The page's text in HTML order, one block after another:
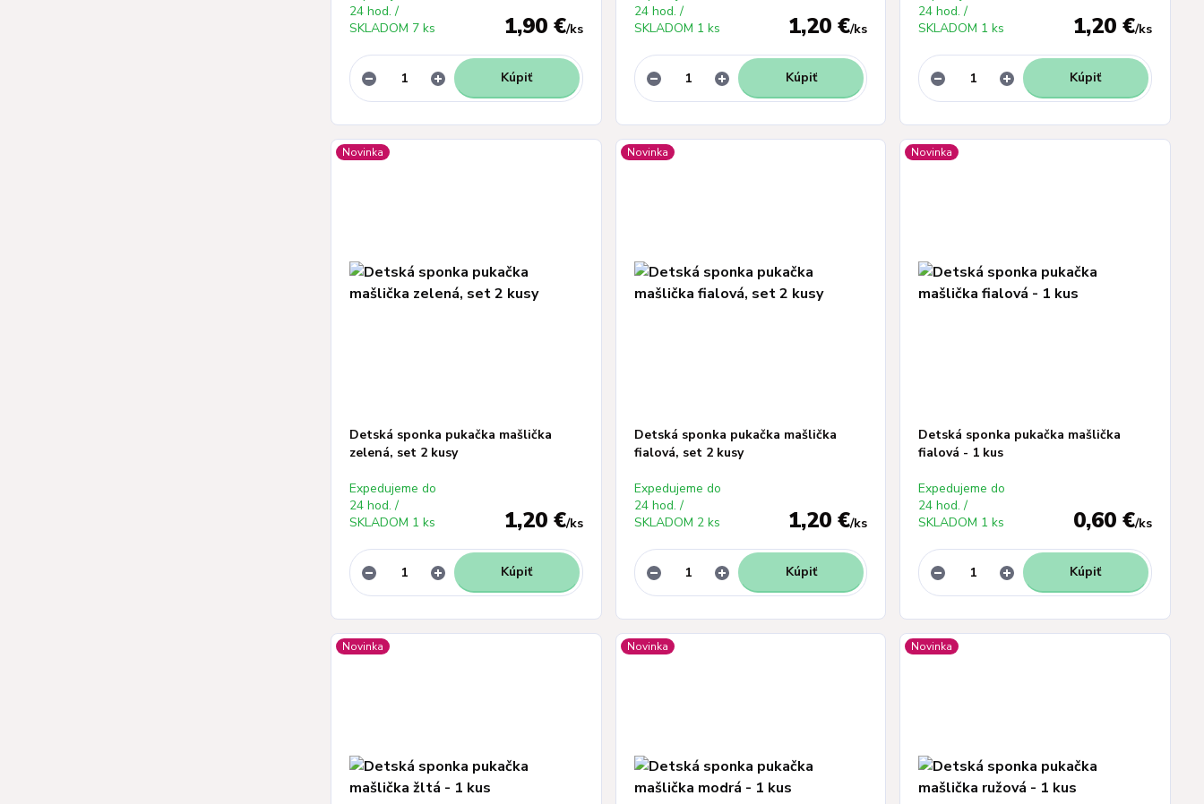
1,90 €/ks
24 hod. /
SKLADOM 7 ks
Kúpiť
1,20 €/ks
24 hod. /
SKLADOM 1 ks
Kúpiť
1,20 €/ks
24 hod. /
SKLADOM 1 ks
Kúpiť
Novinka
Detská sponka pukačka mašlička
zelená, set 2 kusy
1,20 €/ks
Expedujeme do
24 hod. /
SKLADOM 1 ks
Kúpiť
Novinka
Detská sponka pukačka mašlička
fialová, set 2 kusy
1,20 €/ks
Expedujeme do
24 hod. /
SKLADOM 2 ks
Kúpiť
Novinka
Detská sponka pukačka mašlička
fialová - 1 kus
0,60 €/ks
Expedujeme do
24 hod. /
SKLADOM 1 ks
Kúpiť
Novinka Novinka Novinka